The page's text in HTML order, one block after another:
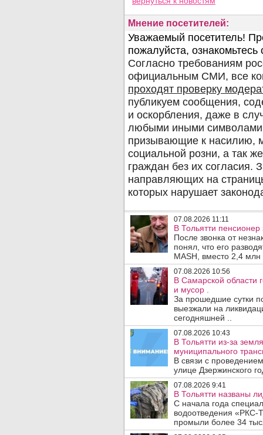
Мнение посетителей:
07.08.2026 11:11
В Тольятти
После звонка от
понял, что его
MASH, вместо 2,4 млн
07.08.2026 10:56
В Самарской области
и мусор .
За прошедшие сутки
выезжали на
сегодняшней ..
07.08.2026 10:43
В Тольятти из-за
муниципального
В связи с
улице Дзержинского
07.08.2026 9:41
В Тольятти названы
С начала года
водоотведения «РКС-
промыли более 34